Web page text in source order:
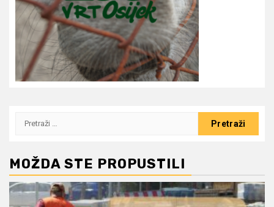
Pretraži:
MOŽDA STE PROPUSTILI